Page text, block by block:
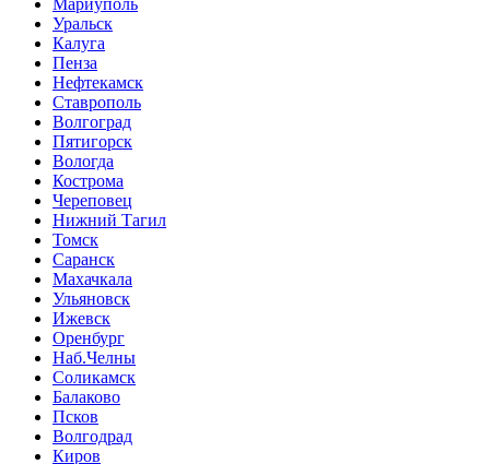
Мариуполь
Уральск
Калуга
Пенза
Нефтекамск
Ставрополь
Волгоград
Пятигорск
Вологда
Кострома
Череповец
Нижний Тагил
Томск
Саранск
Махачкала
Ульяновск
Ижевск
Оренбург
Наб.Челны
Соликамск
Балаково
Псков
Волгодрад
Киров